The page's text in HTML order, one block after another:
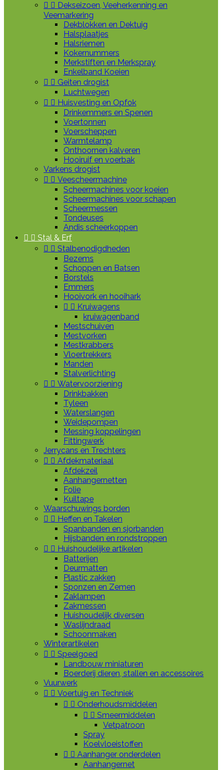
  Dekseizoen, Veeherkenning en
Veemarkering
Dekblokken en Dektuig
Halsplaatjes
Halsriemen
Kokernummers
Merkstiften en Merkspray
Enkelband Koeien
  Geiten drogist
Luchtwegen
  Huisvesting en Opfok
Drinkemmers en Spenen
Voertonnen
Voerscheppen
Warmtelamp
Onthoornen kalveren
Hooiruif en voerbak
Varkens drogist
  Veescheermachine
Scheermachines voor koeien
Scheermachines voor schapen
Scheermessen
Tondeuses
Andis scheerkoppen
  Stal & Erf
  Stalbenodigdheden
Bezems
Schoppen en Batsen
Borstels
Emmers
Hooivork en hooihark
  Kruiwagens
kruiwagenband
Mestschuiven
Mestvorken
Mestkrabbers
Vloertrekkers
Manden
Stalverlichting
  Watervoorziening
Drinkbakken
Tyleen
Waterslangen
Weidepompen
Messing koppelingen
Fittingwerk
Jerrycans en Trechters
  Afdekmateriaal
Afdekzeil
Aanhangernetten
Folie
Kuiltape
Waarschuwings borden
  Heffen en Takelen
Spanbanden en sjorbanden
Hijsbanden en rondstroppen
  Huishoudelijke artikelen
Batterijen
Deurmatten
Plastic zakken
Sponzen en Zemen
Zaklampen
Zakmessen
Huishoudelijk diversen
Waslijndraad
Schoonmaken
Winterartikelen
  Speelgoed
Landbouw miniaturen
Boerderij dieren, stallen en accessoires
Vuurwerk
  Voertuig en Techniek
  Onderhoudsmiddelen
  Smeermiddelen
Vetpatroon
Spray
Koelvloeistoffen
  Aanhanger onderdelen
Aanhangernet